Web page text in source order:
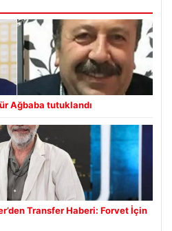
Ağbaba tutuklandı
Transfer Haberi: Forvet İçin